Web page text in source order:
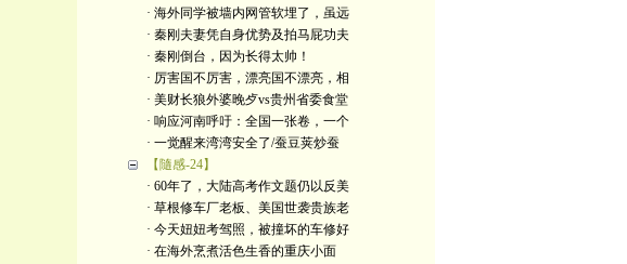
· 海外同学被墙内网管软埋了，虽远
· 秦刚夫妻凭自身优势及拍马屁功夫
· 秦刚倒台，因为长得太帅！
· 厉害国不厉害，漂亮国不漂亮，相
· 美财长狼外婆晚歺vs贵州省委食堂
· 响应河南呼吁：全国一张卷，一个
· 一觉醒来湾湾安全了/蚕豆荚炒蚕
【隨感-24】
· 60年了，大陆高考作文题仍以反美
· 草根修车厂老板、美国世袭贵族老
· 今天妞妞考驾照，被撞坏的车修好
· 在海外烹煮活色生香的重庆小面